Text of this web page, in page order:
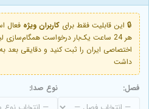
🔒 این قابلیت فقط برای کاربران ویژه فعال
اختصاصی ایران را ثبت کنید و دقایقی
داشت
فصل: نوع صدا: